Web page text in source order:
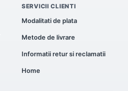
SERVICII CLIENTI
Modalitati de plata
Metode de livrare
Informatii retur si reclamatii
Home